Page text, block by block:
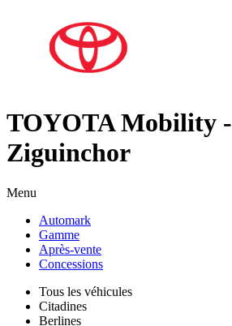
TOYOTA Mobility -
Ziguinchor
Menu
Automark
Gamme
Après-vente
Concessions
Tous les véhicules
Citadines
Berlines